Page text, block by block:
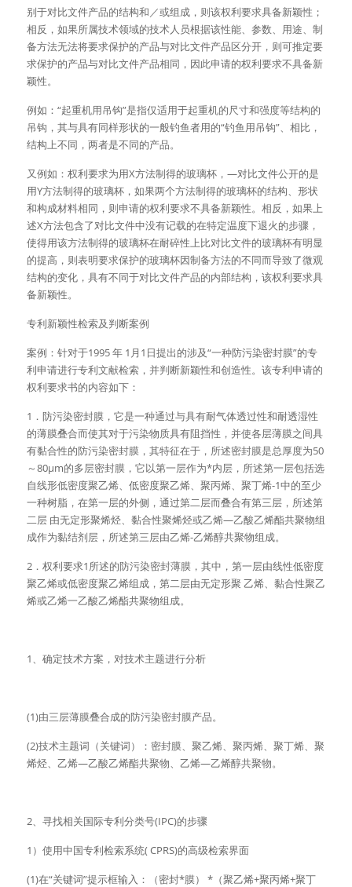
别于对比文件产品的结构和／或组成，则该权利要求具备新颖性；
相反，如果所属技术领域的技术人员根据该性能、参数、用途、制
备方法无法将要求保护的产品与对比文件产品区分开，则可推定要
求保护的产品与对比文件产品相同，因此申请的权利要求不具备新
颖性。
例如：“起重机用吊钩”是指仅适用于起重机的尺寸和强度等结构的
吊钩，其与具有同样形状的一般钓鱼者用的“钓鱼用吊钩”、相比，
结构上不同，两者是不同的产品。
又例如：权利要求为用X方法制得的玻璃杯，—对比文件公开的是
用Y方法制得的玻璃杯，如果两个方法制得的玻璃杯的结构、形状
和构成材料相同，则申请的权利要求不具备新颖性。相反，如果上
述X方法包含了对比文件中没有记载的在特定温度下退火的步骤，
使得用该方法制得的玻璃杯在耐碎性上比对比文件的玻璃杯有明显
的提高，则表明要求保护的玻璃杯因制备方法的不同而导致了微观
结构的变化，具有不同于对比文件产品的内部结构，该权利要求具
备新颖性。
专利新颖性检索及判断案例
案例：针对于1995 年 1月1日提出的涉及“一种防污染密封膜”的专
利申请进行专利文献检索，并判断新颖性和创造性。该专利申请的
权利要求书的内容如下：
1．防污染密封膜，它是一种通过与具有耐气体透过性和耐透湿性
的薄膜叠合而使其对于污染物质具有阻挡性，并使各层薄膜之间具
有黏合性的防污染密封膜，其特征在于，所述密封膜是总厚度为50
～80μm的多层密封膜，它以第一层作为*内层，所述第一层包括选
自线形低密度聚乙烯、低密度聚乙烯、聚丙烯、聚丁烯-1中的至少
一种树脂，在第一层的外侧，通过第二层而叠合有第三层，所述第
二层 由无定形聚烯烃、黏合性聚烯烃或乙烯—乙酸乙烯酯共聚物组
成作为黏结剂层，所述第三层由乙烯-乙烯醇共聚物组成。
2．权利要求1所述的防污染密封薄膜，其中，第一层由线性低密度
聚乙烯或低密度聚乙烯组成，第二层由无定形聚 乙烯、黏合性聚乙
烯或乙烯一乙酸乙烯酯共聚物组成。
1、确定技术方案，对技术主题进行分析
(1)由三层薄膜叠合成的防污染密封膜产品。
(2)技术主题词（关键词）：密封膜、聚乙烯、聚丙烯、聚丁烯、聚
烯烃、乙烯—乙酸乙烯酯共聚物、乙烯—乙烯醇共聚物。
2、寻找相关国际专利分类号(IPC)的步骤
1）使用中国专利检索系统( CPRS)的高级检索界面
(1)在“关键词”提示框输入：（密封*膜） *（聚乙烯+聚丙烯+聚丁